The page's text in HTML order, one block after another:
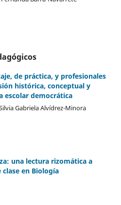
de práctica, y profesionales
histórica, conceptual y
escolar democrática
Gabriela Alvídrez-Minora
una lectura rizomática a
en Biología